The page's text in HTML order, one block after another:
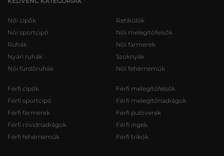
Női cipők
Női sportcipő
Ruhák
Nyári ruhák
Női fürdőruhák
Retikülök
Női melegítőfelsők
Női farmerek
Szoknyák
Női fehérneműk
Férfi cipők
Férfi sportcipő
Férfi farmerek
Férfi rövidnadrágok
Férfi fehérneműk
Férfi melegítőfelsők
Férfi melegítőnadrágok
Férfi pulóverek
Férfi ingek
Férfi trikók